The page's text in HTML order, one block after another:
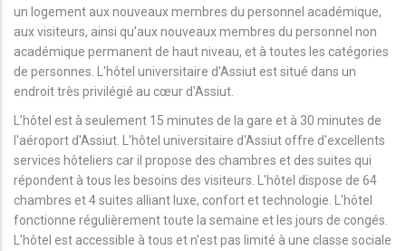
un logement aux nouveaux membres du personnel académique,
aux visiteurs, ainsi qu'aux nouveaux membres du personnel non
académique permanent de haut niveau, et à toutes les catégories
de personnes. L'hôtel universitaire d'Assiut est situé dans un
endroit très privilégié au cœur d'Assiut.
L’hôtel est à seulement 15 minutes de la gare et à 30 minutes de
l'aéroport d'Assiut. L'hôtel universitaire d'Assiut offre d'excellents
services hôteliers car il propose des chambres et des suites qui
répondent à tous les besoins des visiteurs. L'hôtel dispose de 64
chambres et 4 suites alliant luxe, confort et technologie. L'hôtel
fonctionne régulièrement toute la semaine et les jours de congés.
L'hôtel est accessible à tous et n'est pas limité à une classe sociale